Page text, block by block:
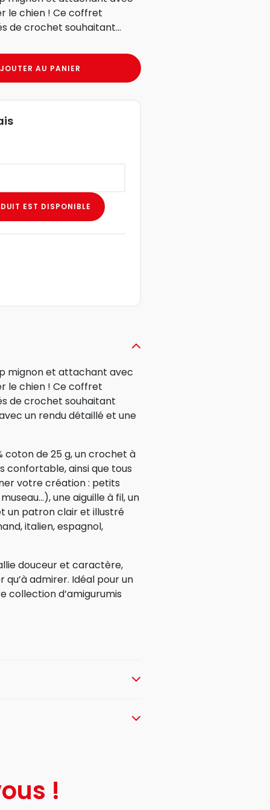
le chien ! Ce coffret
de crochet souhaitant...
AU PANIER
EST DISPONIBLE
mignon et attachant avec
le chien ! Ce coffret
de crochet souhaitant
un rendu détaillé et une
coton de 25 g, un crochet à
confortable, ainsi que tous
votre création : petits
une aiguille à fil, un
un patron clair et illustré
italien, espagnol,
douceur et caractère,
admirer. Idéal pour un
collection d’amigurumis
!